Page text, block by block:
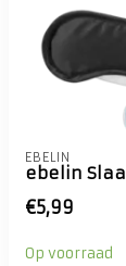
EBELIN
ebelin
€5,99
Op voorraad